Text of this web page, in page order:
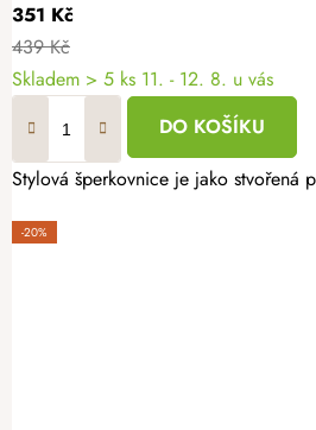
351 Kč
439 Kč
Skladem > 5 ks 11. - 12. 8. u vás
DO KOŠÍKU
Stylová šperkovnice je jako stvořená
-20%